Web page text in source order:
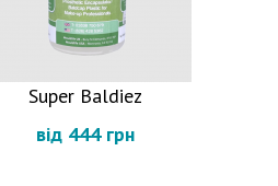
Super Baldiez
від 444 грн